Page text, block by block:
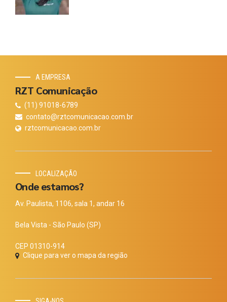
A EMPRESA
RZT Comunicação
(11) 91018-6789
contato@rztcomunicacao.com.br
rztcomunicacao.com.br
LOCALIZAÇÃO
Onde estamos?
Av. Paulista, 1106, sala 1, andar 16
Bela Vista - São Paulo (SP)
CEP 01310-914
Clique para ver o mapa da região